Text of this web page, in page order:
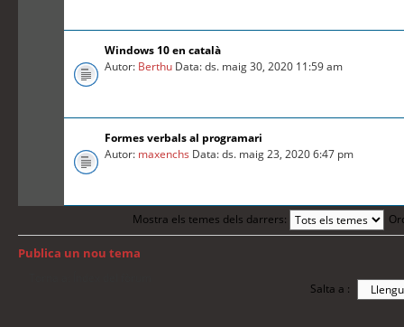
Windows 10 en català
Autor: Berthu Data: ds. maig 30, 2020 11:59 am
Formes verbals al programari
Autor: maxenchs Data: ds. maig 23, 2020 6:47 pm
Mostra els temes dels darrers:
Publica un nou tema
Salta a :